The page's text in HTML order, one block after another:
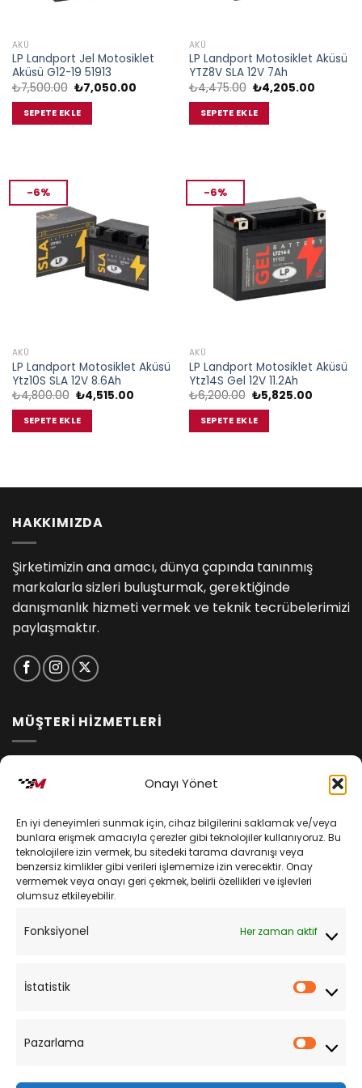
Onayı Yönet
En iyi deneyimleri sunmak için, cihaz bilgilerini saklamak ve/veya
bunlara erişmek amacıyla çerezler gibi teknolojiler kullanıyoruz. Bu
teknolojilere izin vermek, bu sitedeki tarama davranışı veya
benzersiz kimlikler gibi verileri işlememize izin verecektir. Onay
vermemek veya onayı geri çekmek, belirli özellikleri ve işlevleri
olumsuz etkileyebilir.
Fonksiyonel Her zaman aktif
İstatistik
Pazarlama
AKÜ
LP Landport Jel Motosiklet
Aküsü G12-19 51913
₺7,500.00 Orijinal
fiyat:
₺7,500.00.
₺7,050.00Şu
SEPETE EKLE
AKÜ
LP Landport Motosiklet Aküsü
YTZ8V SLA 12V 7Ah
₺4,475.00 Orijinal
fiyat:
₺4,475.00.
₺4,205.00Şu
SEPETE EKLE
-6%
AKÜ
LP Landport Motosiklet Aküsü
Ytz10S SLA 12V 8.6Ah
₺4,800.00 Orijinal
fiyat:
₺4,800.00.
₺4,515.00Şu
SEPETE EKLE
-6%
AKÜ
LP Landport Motosiklet Aküsü
Ytz14S Gel 12V 11.2Ah
₺6,200.00 Orijinal
fiyat:
₺6,200.00.
₺5,825.00Şu
SEPETE EKLE
HAKKIMIZDA
Şirketimizin ana amacı, dünya çapında tanınmış
markalarla sizleri buluşturmak, gerektiğinde
danışmanlık hizmeti vermek ve teknik tecrübelerimizi
paylaşmaktır.
MÜŞTERİ HİZMETLERİ
Kişisel Verilerin Korunması
Mesafeli Satış Sözleşmesi
Sipariş Takibi